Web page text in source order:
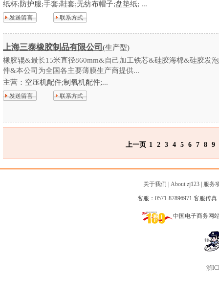
纸杯;防护服;手套;鞋套;无纺布帽子;盘垫纸; ...
发送留言 联系方式
上海三泰橡胶制品有限公司 (生产型)
橡胶辊&最长15米直径860mm&自己加工铁芯&硅胶海棉&硅胶发
件&本公司为全国各主要薄膜生产商提供...
主营： 空压机配件;制氧机配件;...
发送留言 联系方式
上一页 1 2 3 4 5 6 7 8 9
关于我们 About zj123| 服务
客服：0571-87896971 客服传真
中国电子商务网
浙